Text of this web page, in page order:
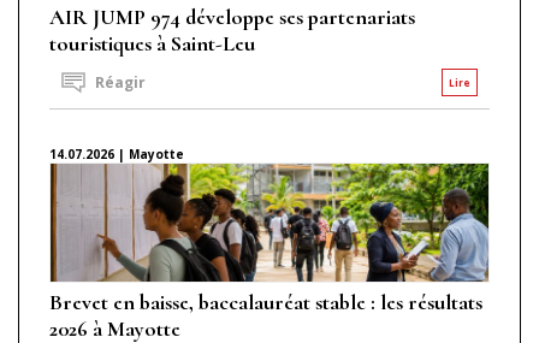
AIR JUMP 974 développe ses partenariats
touristiques à Saint-Leu
Lire
Réagir
14.07.2026 | Mayotte
Brevet en baisse, baccalauréat stable : les résultats
2026 à Mayotte